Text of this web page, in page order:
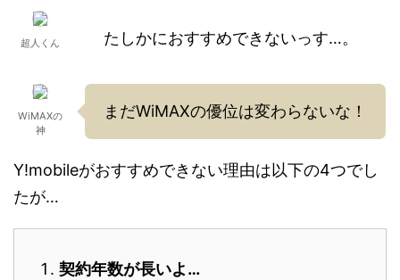
超人くん たしかにおすすめできないっす…。
WiMAXの
神
まだWiMAXの優位は変わらないな！
Y!mobileがおすすめできない理由は以下の4つでし
たが…
契約年数が長いよ…